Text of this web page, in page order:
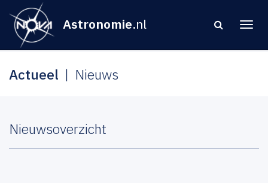
Astronomie.nl
Actueel Nieuws
Nieuwsoverzicht